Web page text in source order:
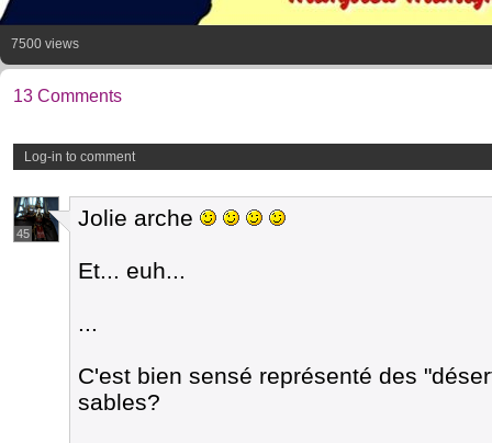
7500 views
13 Comments
Log-in to comment
45
Jolie arche
Et... euh...
...
C'est bien sensé représenté des
sables?